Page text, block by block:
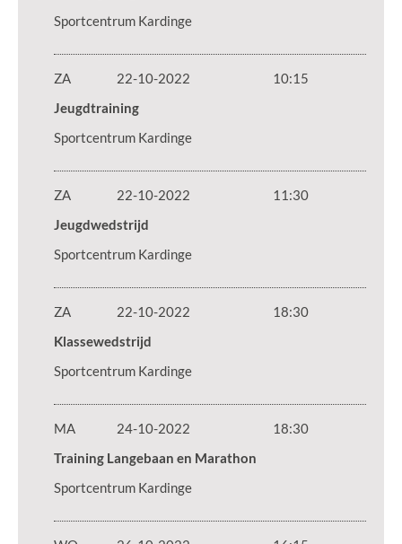
Sportcentrum Kardinge
ZA 22-10-2022
10:15
Jeugdtraining
Sportcentrum Kardinge
ZA 22-10-2022
11:30
Jeugdwedstrijd
Sportcentrum Kardinge
ZA 22-10-2022
18:30
Klassewedstrijd
Sportcentrum Kardinge
MA 24-10-2022
18:30
Training Langebaan en Marathon
Sportcentrum Kardinge